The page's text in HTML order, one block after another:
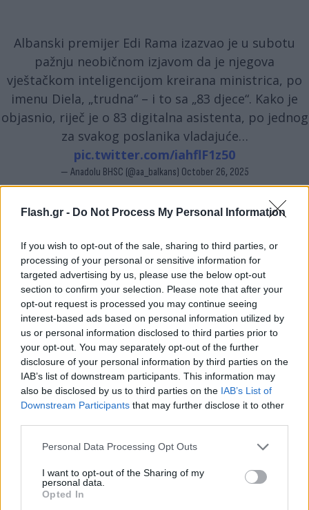
Flash.gr - Do Not Process My Personal Information
If you wish to opt-out of the sale, sharing to third parties, or
processing of your personal or sensitive information for
targeted advertising by us, please use the below opt-out
section to confirm your selection. Please note that after your
opt-out request is processed you may continue seeing
interest-based ads based on personal information utilized by
us or personal information disclosed to third parties prior to
your opt-out. You may separately opt-out of the further
disclosure of your personal information by third parties on the
IAB’s list of downstream participants. This information may
also be disclosed by us to third parties on the IAB’s List of
Downstream Participants that may further disclose it to other
Please note that this website/app uses one or more Google
not limited to your visit or usage behaviour. You may click to
grant or deny consent to Google and its third-party tags to
use your data for below specified purposes in below Google
Personal Data Processing Opt Outs
I want to opt-out of the Sharing of my
personal data.
Opted In
Albanski premijer Edi Rama izazvao je u subotu
pažnju neobičnom izjavom da je njegova
vještačkom inteligencijom kreirana ministrica, po
imenu Diela, „trudna“ – i to sa „83 djece“. Kako je
objasnio, riječ je o 83 digitalna asistenta, po jednog
za svakog poslanika vladajuće…
pic.twitter.com/iahflF1z50
— Anadolu BHSC (@aa_balkans) October 26, 2025
Η πρώτη χώρα με AI υπουργό
Το όνομά της είναι Ντιέλλα (Diella), που σημαίνει
«ηλιαχτίδα» στα αλβανικά, και θα είναι υπεύθυνη
για τη διαχείριση των δημοσίων συμβάσεων.
Κατά τη διάρκεια του καλοκαιριού, ο Ράμα είχε
αναφέρει πως ίσως κάποια μέρα η χώρα αποκτήσει
έναν ψηφιακό υπουργό ή ακόμα και πρωθυπουργό
τεχνητής νοημοσύνης. Λίγοι όμως πίστευαν ότι
αυτή η μέρα θα ερχόταν τόσο γρήγορα.
Η λύση στην διαφθορά
Θα βοηθήσει να γίνει η Αλβανία «μια χώρα όπου οι
δημόσιοι διαγωνισμοί είναι 100% απαλλαγμένοι